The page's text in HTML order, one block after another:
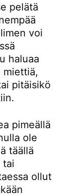
pelätä
voi
haluaa
miettiä,
pitäisikö
pimeällä
ole
täällä
tai
ollut